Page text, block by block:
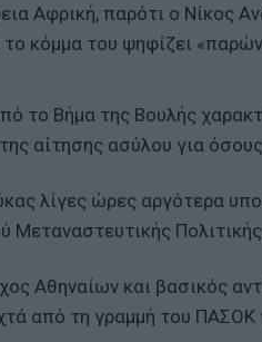
Αφρική, παρότι ο Νίκος
κόμμα του ψηφίζει
το Βήμα της Βουλής
αίτησης ασύλου για
λίγες ώρες αργότερα
Μεταναστευτικής
Αθηναίων και βασικός
από τη γραμμή του